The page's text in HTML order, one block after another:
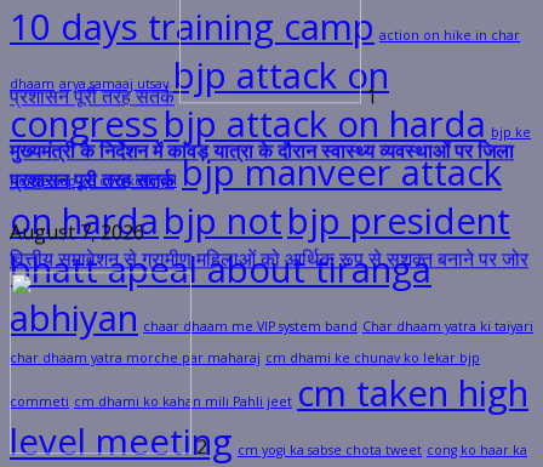
मुख्यमंत्री के निर्देशन में कांवड़ यात्रा के दौरान स्वास्थ्य व्यवस्थाओं पर जिला
प्रशासन पूरी तरह सतर्क
August 7, 2026
वित्तीय समावेशन से ग्रामीण महिलाओं को आर्थिक रूप से सशक्त बनाने पर जोर
2
वित्तीय समावेशन से ग्रामीण महिलाओं को आर्थिक रूप से सशक्त बनाने पर जोर
August 7, 2026
बालों को लंबा, घना और चमकदार बनाना है? रोजाना खाएं ये पोषक तत्वों से
10 days training camp action on hike in char
dhaam arya samaaj utsav bjp attack on
congressbjp attack on harda bjp ke
honge aap ke con kothiyal bjp manveer attack
on harda bjp notbjp president
bhatt apeal about tiranga
abhiyan chaar dhaam me VIP system band Char dhaam yatra ki taiyari
char dhaam yatra morche par maharaj cm dhami ke chunav ko lekar bjp
commeti cm dhami ko kahan mili Pahli jeet cm taken high
level meeting cm yogi ka sabse chota tweet cong ko haar ka